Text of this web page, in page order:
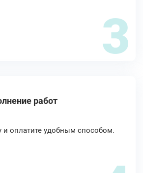
3
работ
и оплатите удобным способом.